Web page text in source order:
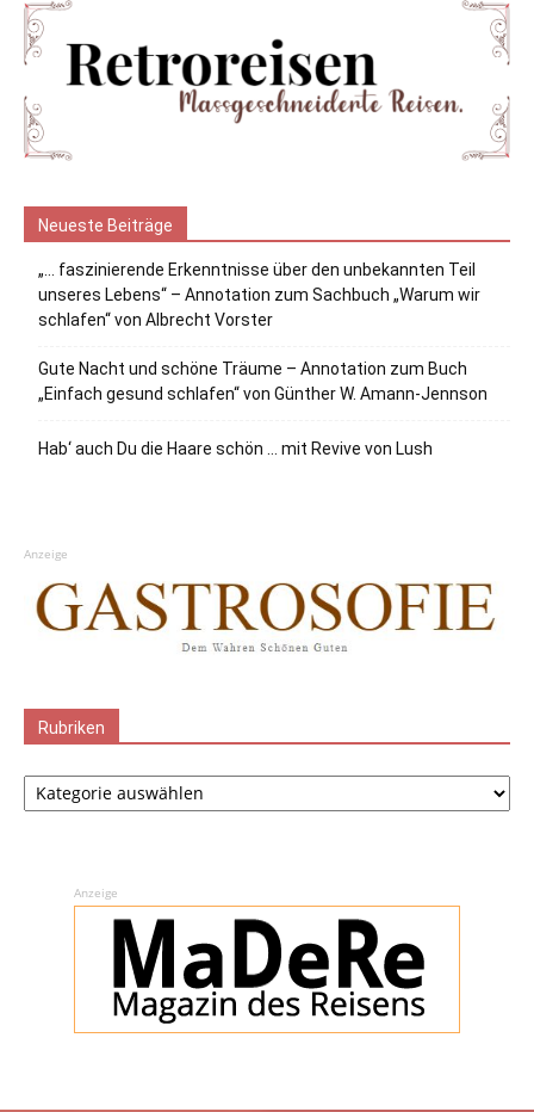
Neueste Beiträge
„… faszinierende Erkenntnisse über den unbekannten Teil
unseres Lebens“ – Annotation zum Sachbuch „Warum wir
schlafen“ von Albrecht Vorster
Gute Nacht und schöne Träume – Annotation zum Buch
„Einfach gesund schlafen“ von Günther W. Amann-Jennson
Hab‘ auch Du die Haare schön … mit Revive von Lush
Anzeige
Rubriken
Rubriken
Anzeige